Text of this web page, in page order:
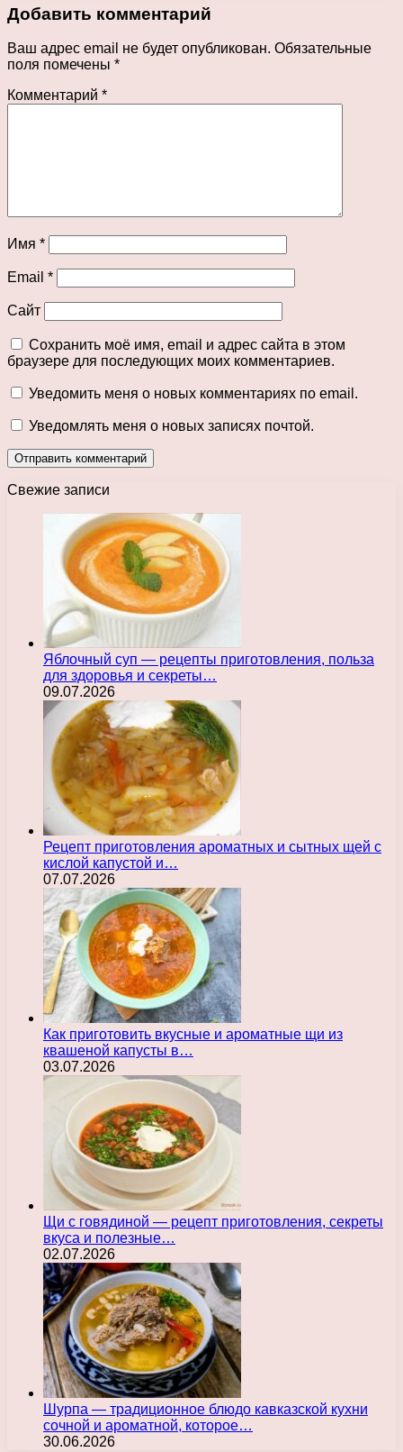
Добавить комментарий
Ваш адрес email не будет опубликован. Обязательные
поля помечены *
Комментарий *
Имя *
Email *
Сайт
Сохранить моё имя, email и адрес сайта в этом
браузере для последующих моих комментариев.
Уведомить меня о новых комментариях по email.
Уведомлять меня о новых записях почтой.
Свежие записи
Яблочный суп — рецепты приготовления, польза
для здоровья и секреты…
09.07.2026
Рецепт приготовления ароматных и сытных щей с
кислой капустой и…
07.07.2026
Как приготовить вкусные и ароматные щи из
квашеной капусты в…
03.07.2026
Щи с говядиной — рецепт приготовления, секреты
вкуса и полезные…
02.07.2026
Шурпа — традиционное блюдо кавказской кухни
сочной и ароматной, которое…
30.06.2026